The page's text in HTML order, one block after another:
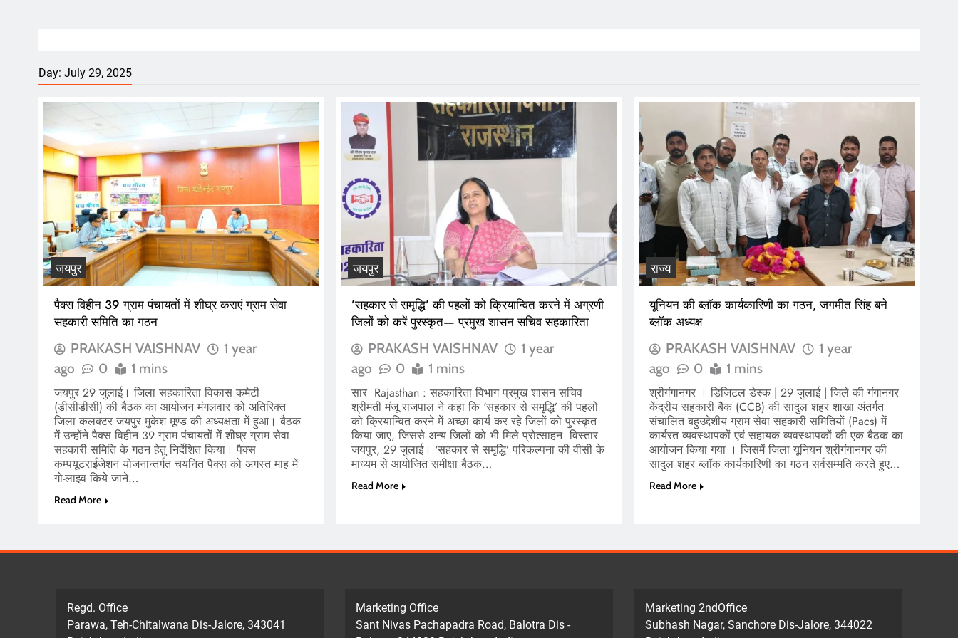
Day: July 29, 2025
जयपुर
पैक्स विहीन 39 ग्राम पंचायतों में शीघ्र कराएं ग्राम सेवा
सहकारी समिति का गठन
PRAKASH VAISHNAV
1 year
ago
0
1 mins
जयपुर 29 जुलाई। जिला सहकारिता विकास कमेटी
(डीसीडीसी) की बैठक का आयोजन मंगलवार को अतिरिक्त
जिला कलक्टर जयपुर मुकेश मूण्ड की अध्यक्षता में हुआ। बैठक
में उन्होंने पैक्स विहीन 39 ग्राम पंचायतों में शीघ्र ग्राम सेवा
सहकारी समिति के गठन हेतु निर्देशित किया। पैक्स
कम्पयूटराईजेशन योजनान्तर्गत चयनित पैक्स को अगस्त माह में
गो-लाइव किये जाने…
Read More
जयपुर
’सहकार से समृद्धि’ की पहलों को क्रियान्वित करने में अग्रणी
जिलों को करें पुरस्कृत— प्रमुख शासन सचिव सहकारिता
PRAKASH VAISHNAV
1 year
ago
0
1 mins
सार Rajasthan : सहकारिता विभाग प्रमुख शासन सचिव
श्रीमती मंजू राजपाल ने कहा कि ‘सहकार से समृद्धि’ की पहलों
को क्रियान्वित करने में अच्छा कार्य कर रहे जिलों को पुरस्कृत
किया जाए, जिससे अन्य जिलों को भी मिले प्रोत्साहन विस्तार
जयपुर, 29 जुलाई। ‘सहकार से समृद्धि’ परिकल्पना की वीसी के
माध्यम से आयोजित समीक्षा बैठक…
Read More
राज्य
यूनियन की ब्लॉक कार्यकारिणी का गठन, जगमीत सिंह बने
ब्लॉक अध्यक्ष
PRAKASH VAISHNAV
1 year
ago
0
1 mins
श्रीगंगानगर । डिजिटल डेस्क | 29 जुलाई | जिले की गंगानगर
केंद्रीय सहकारी बैंक (CCB) की सादुल शहर शाखा अंतर्गत
संचालित बहुउद्देशीय ग्राम सेवा सहकारी समितियों (Pacs) में
कार्यरत व्यवस्थापकों एवं सहायक व्यवस्थापकों की एक बैठक का
आयोजन किया गया । जिसमें जिला यूनियन श्रीगंगानगर की
सादुल शहर ब्लॉक कार्यकारिणी का गठन सर्वसम्मति करते हुए…
Read More
Regd. Office
Parawa, Teh-Chitalwana Dis-Jalore, 343041
Marketing Office
Sant Nivas Pachapadra Road, Balotra Dis -
Marketing 2ndOffice
Subhash Nagar, Sanchore Dis-Jalore, 344022